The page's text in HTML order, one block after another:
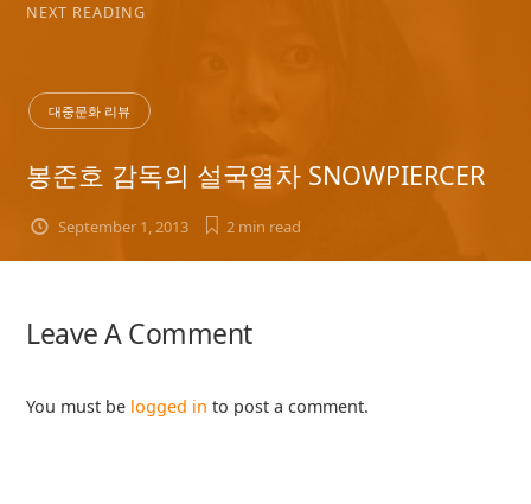
NEXT READING
대중문화 리뷰
봉준호 감독의 설국열차 SNOWPIERCER
September 1, 2013 2 min read
Leave A Comment
You must be logged in to post a comment.